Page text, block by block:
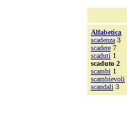
Alfabetica
scadenza 3
scadere 7
scaduti 1
scaduto 2
scambi 1
scambievoli
scandali 3